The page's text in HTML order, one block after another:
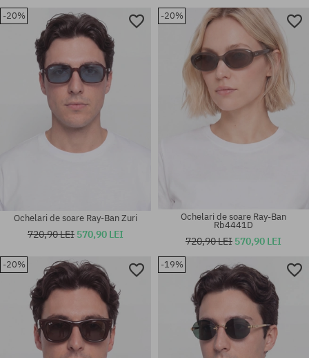
Mărimi existente:
Mărimi existente:
Mărimi existente:
Mărimi existente:
-20%
Ochelari de soare Ray-Ban Zuri
720,90 LEI 570,90 LEI
-20%
Ochelari de soare Ray-Ban
Rb4441D
720,90 LEI 570,90 LEI
-20% -19%